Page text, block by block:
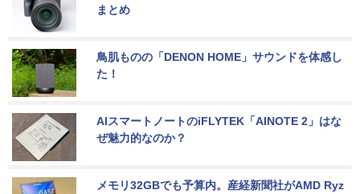
まとめ
鳥肌ものの「DENON HOME」サウンドを体感し
た！
AIスマートノートのiFLYTEK「AINOTE 2」はな
ぜ魅力的なのか？
メモリ32GBでも予算内。産経新聞社がAMD Ryz